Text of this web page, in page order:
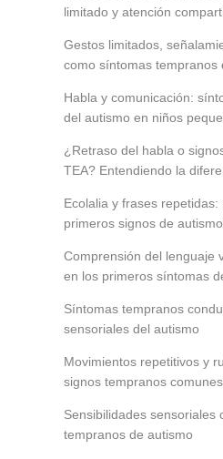
limitado y atención
Gestos limitados,
como síntomas tempranos
Habla y comunicación:
del autismo en niños
¿Retraso del habla o
TEA? Entendiendo la
Ecolalia y frases
primeros signos de
Comprensión del lenguaje
en los primeros síntomas
Síntomas tempranos
sensoriales del autismo
Movimientos repetitivos y
signos tempranos
Sensibilidades sensoriales
tempranos de autismo